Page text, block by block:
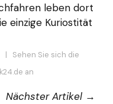
leben dort
einzige Kuriostität
| Sehen Sie sich die
an
Nächster Artikel →